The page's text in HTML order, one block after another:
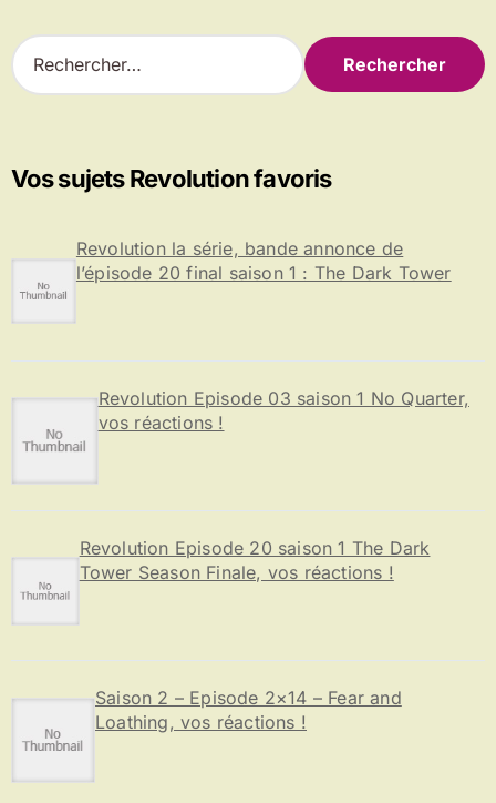
R
e
r
c
r
Vos sujets Revolution favoris
Revolution la série, bande annonce de
l’épisode 20 final saison 1 : The Dark Tower
Revolution Episode 03 saison 1 No Quarter,
vos réactions !
Revolution Episode 20 saison 1 The Dark
Tower Season Finale, vos réactions !
Saison 2 – Episode 2×14 – Fear and
Loathing, vos réactions !